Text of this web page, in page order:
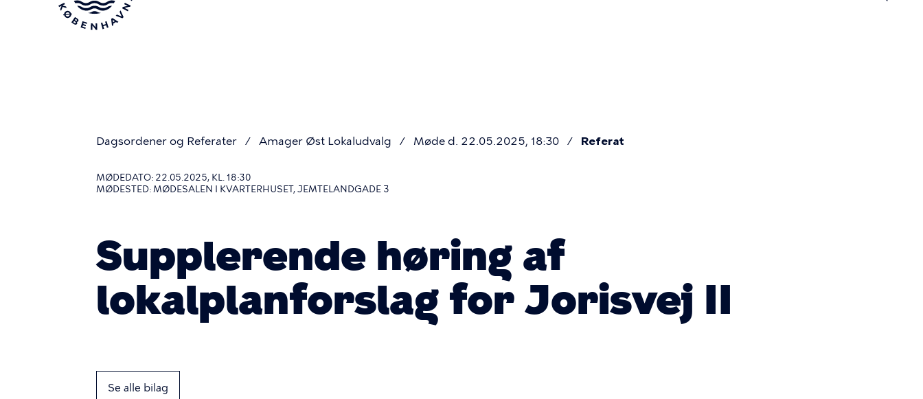
Dagsordener og Referater Amager Øst Lokaludvalg Møde d. 22.05.2025, 18:30 Referat
MØDEDATO: 22.05.2025, KL. 18:30
MØDESTED: MØDESALEN I KVARTERHUSET, JEMTELANDGADE 3
Supplerende høring af
lokalplanforslag for Jorisvej II
Se alle bilag